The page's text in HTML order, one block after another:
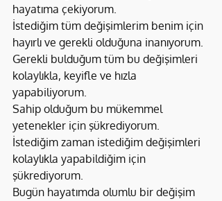
hayatıma çekiyorum.
İstediğim tüm değişimlerim benim için
hayırlı ve gerekli olduğuna inanıyorum.
Gerekli bulduğum tüm bu değişimleri
kolaylıkla, keyifle ve hızla
yapabiliyorum.
Sahip olduğum bu mükemmel
yetenekler için şükrediyorum.
İstediğim zaman istediğim değişimleri
kolaylıkla yapabildiğim için
şükrediyorum.
Bugün hayatımda olumlu bir değişim